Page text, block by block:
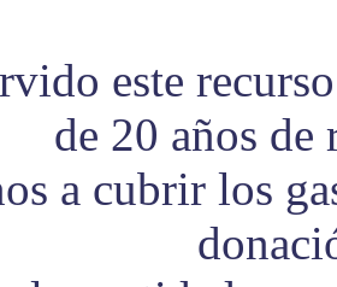
este
de 20 años
a cubrir los